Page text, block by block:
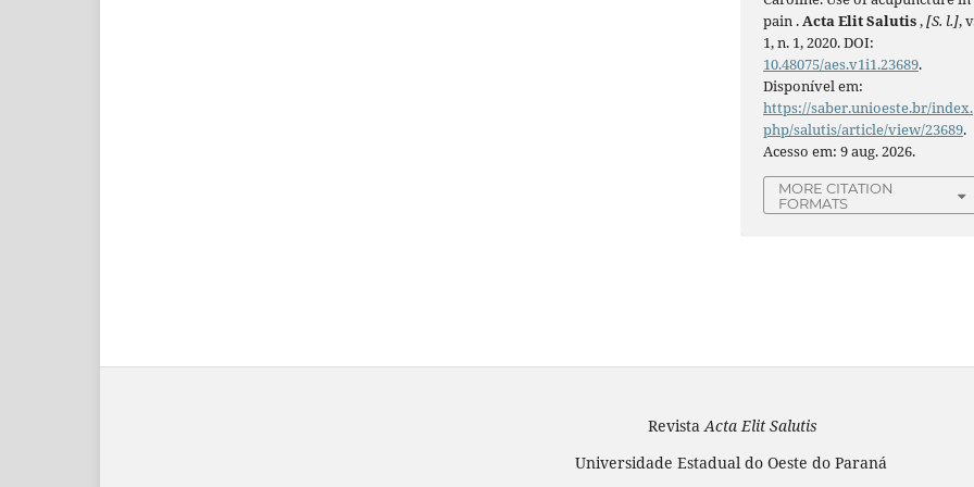
pain .Acta Elit Salutis,[S. l.],
1, n. 1, 2020. DOI:
10.48075/aes.v1i1.23689.
Disponível em:
https://saber.unioeste.br/index.
php/salutis/article/view/23689.
Acesso em: 9 aug. 2026.
MORE CITATION
FORMATS
RevistaActa Elit Salutis
Universidade Estadual do Oeste do Paraná